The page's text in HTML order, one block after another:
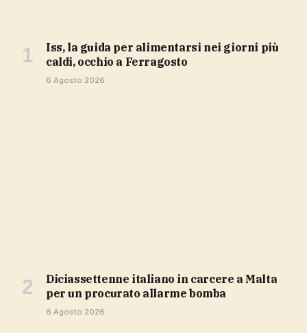
Iss, la guida per alimentarsi nei giorni più
caldi, occhio a Ferragosto
6 Agosto 2026
Diciassettenne italiano in carcere a Malta
per un procurato allarme bomba
6 Agosto 2026